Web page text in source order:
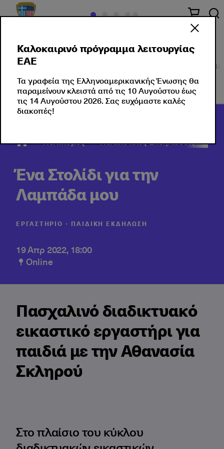
Πολιτισμός στο κέντρο Σεμινάρια
Πολιτισμός Πολιτιστικές Εκδηλώσεις
Ένα Στολίδι για την
Λαμπάδα μου
ΕΡΓΑΣΤΉΡΙΟ ∙ ΠΑΙΔΙΚΉ ΕΚΔΉΛΩΣΗ
19 Απρ 2022, 18:00
Online
Πασχαλινό διαδικτυακό
εικαστικό εργαστήρι για
παιδιά με την Αθανασία
Σκληρού
Στο πλαίσιο του κύκλου
Καλοκαιρινό πρόγραμμα λειτουργίας
ΕΑΕ
Τα γραφεία της Ελληνοαμερικανικής Ένωσης θα
παραμείνουν κλειστά από τις 10 Αυγούστου έως
τις 14 Αυγούστου 2026. Σας ευχόμαστε καλές
διακοπές!